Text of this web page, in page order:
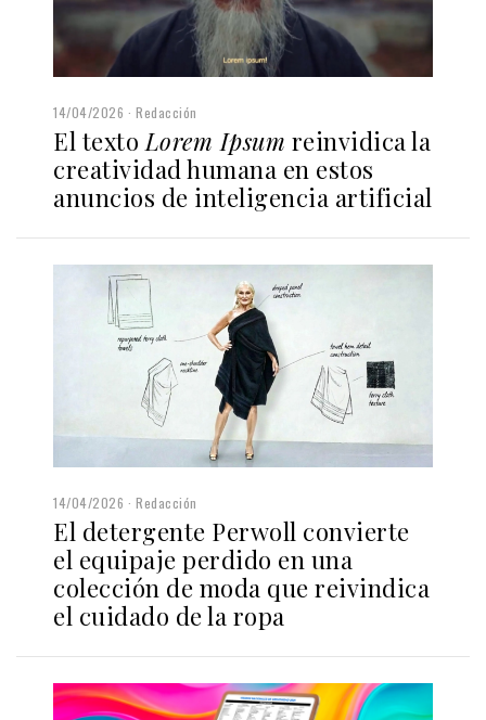
14/04/2026 Redacción
El texto Lorem Ipsum reinvidica la
creatividad humana en estos
anuncios de inteligencia artificial
14/04/2026 Redacción
El detergente Perwoll convierte
el equipaje perdido en una
colección de moda que reivindica
el cuidado de la ropa